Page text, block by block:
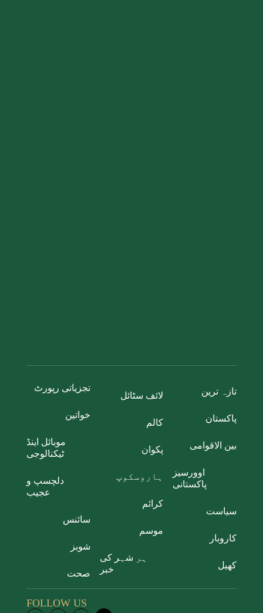
تجزیاتی رپورٹ
خواتین
موبائل اینڈ
ٹیکنالوجی
دلچسپ و
عجیب
سائنس
شوبز
صحت
لائف سٹائل
کالم
پکوان
ہاروسکوپ
کرائم
موسم
ہر شہر کی
خبر
تازہ ترین
پاکستان
بین الاقوامی
اوورسیز
پاکستانی
سیاست
کاروبار
کھیل
FOLLOW US